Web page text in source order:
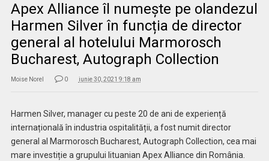
Apex Alliance îl numește pe olandezul
Harmen Silver în funcția de director
general al hotelului Marmorosch
Bucharest, Autograph Collection
Moise Norel 0 iunie 30, 2021 9:18 am
Harmen Silver, manager cu peste 20 de ani de experiență
internațională în industria ospitalității, a fost numit director
general al Marmorosch Bucharest, Autograph Collection, cea mai
mare investiție a grupului lituanian Apex Alliance din România.